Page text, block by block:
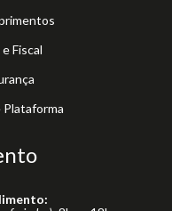
Fiscal
Plataforma